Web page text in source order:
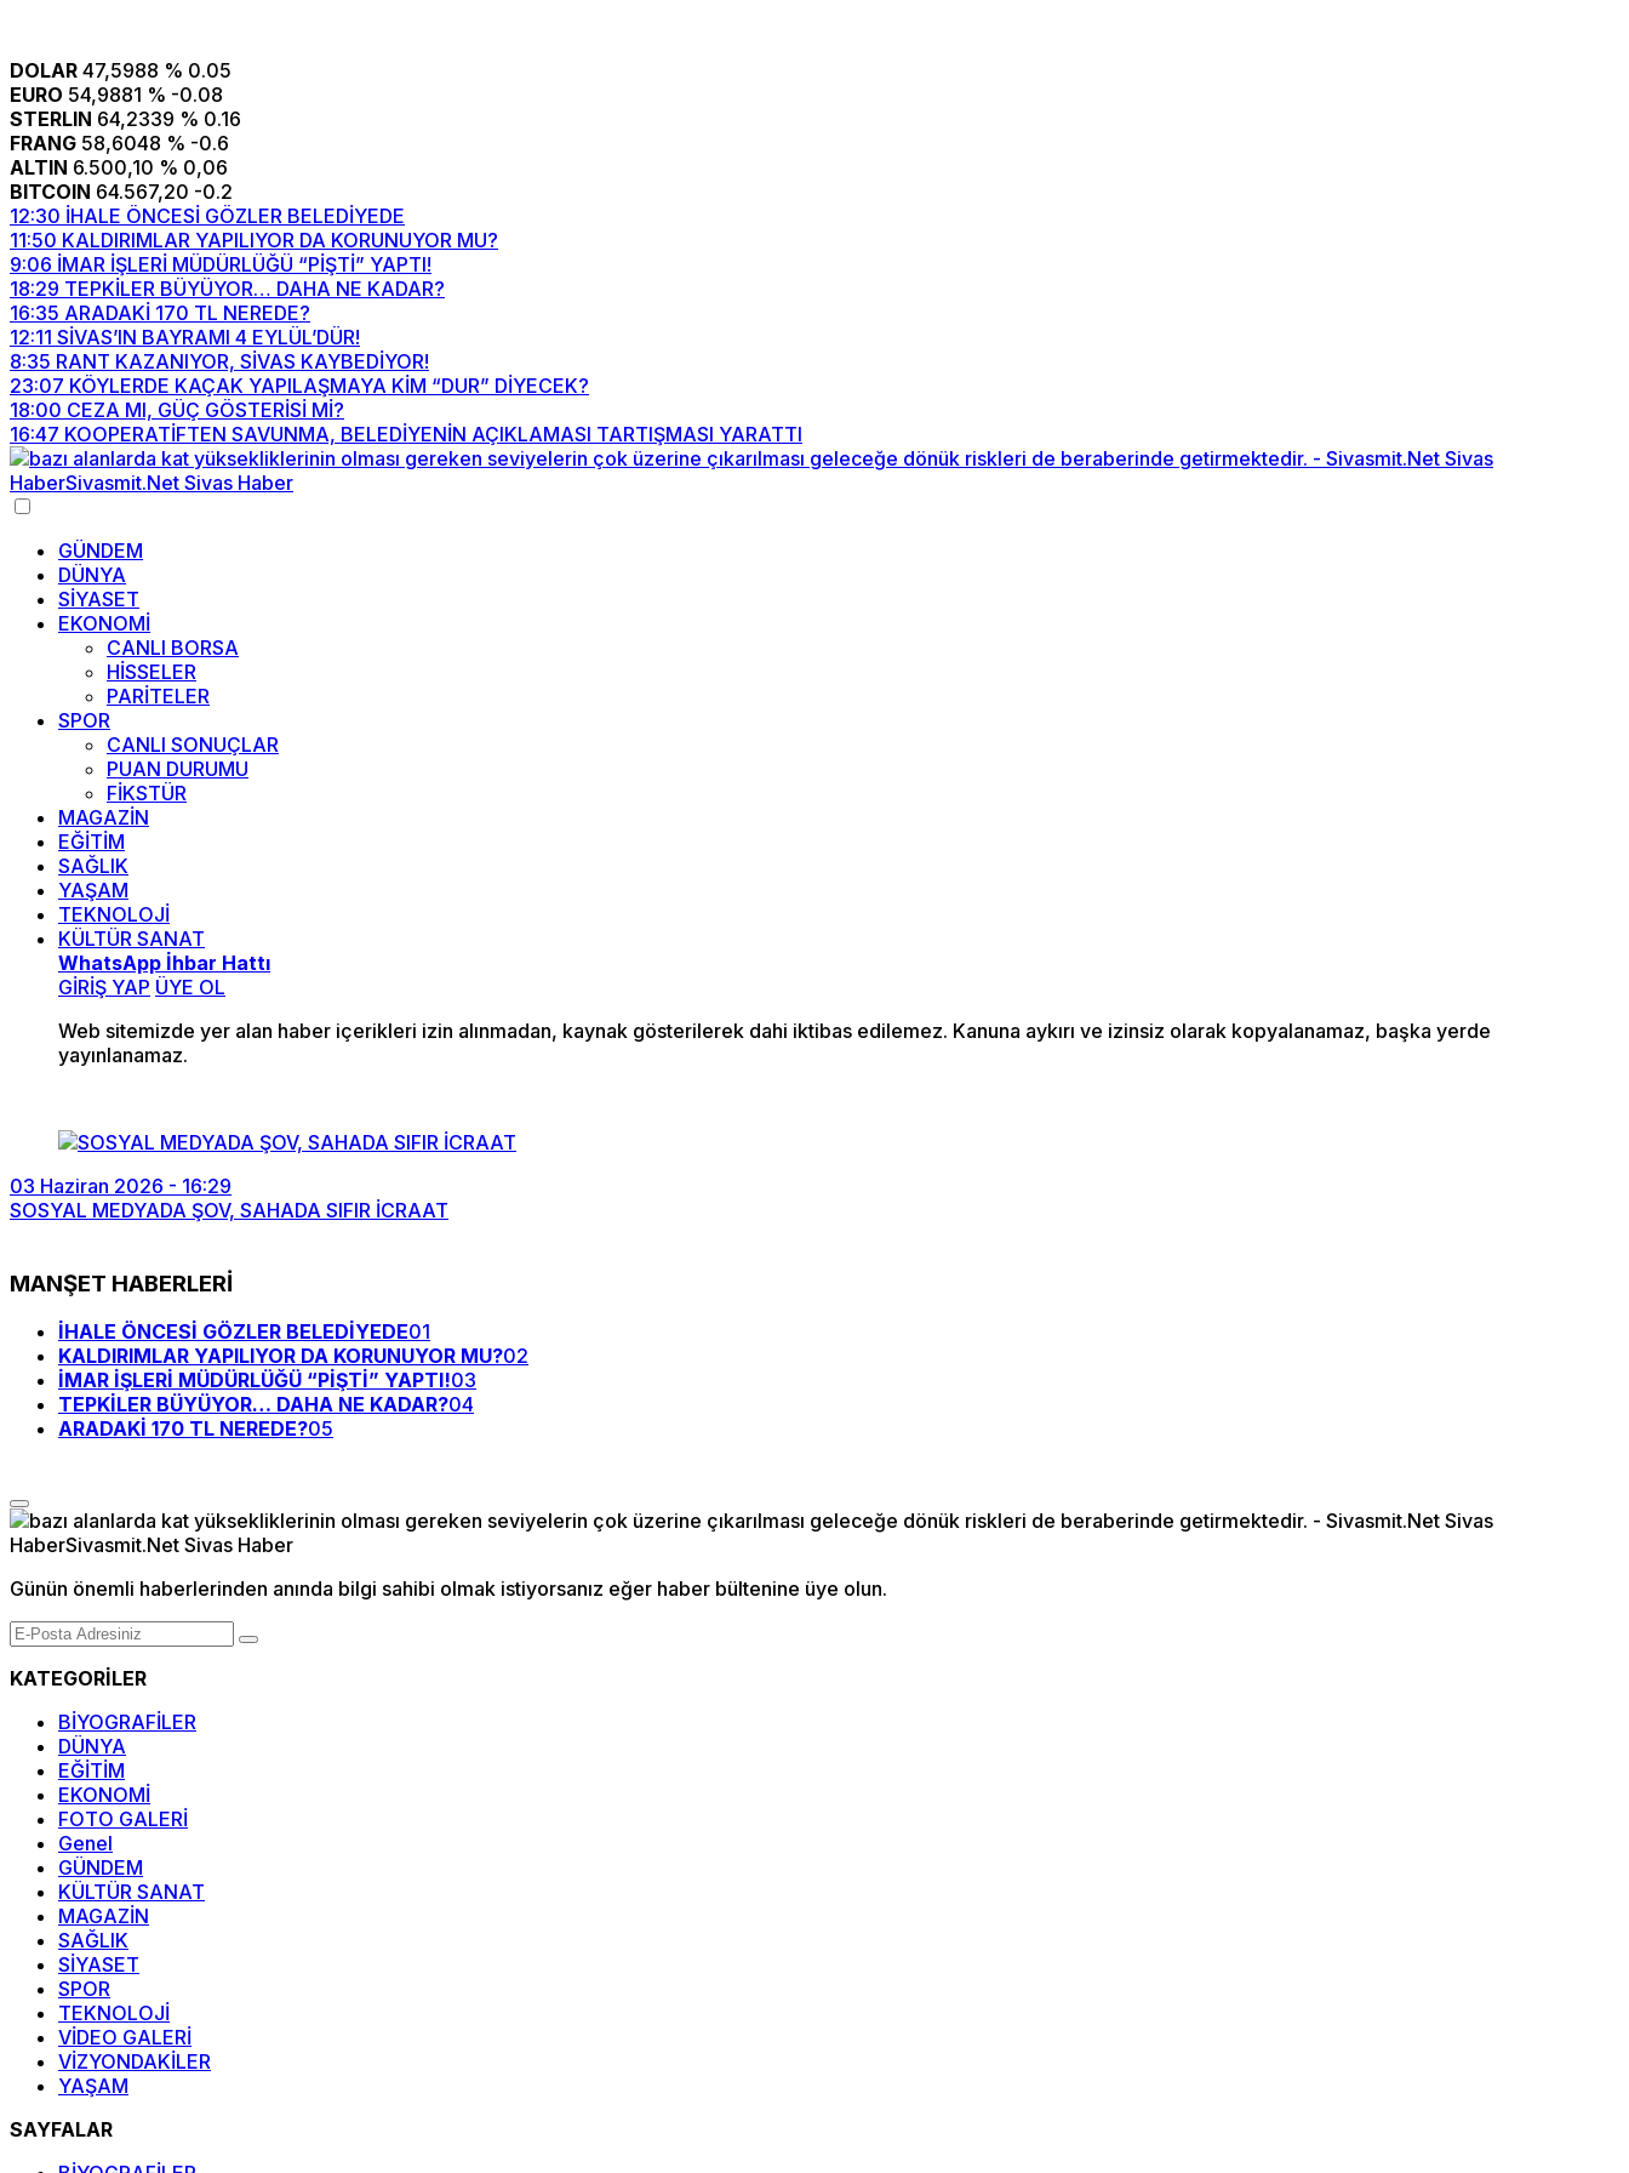
DOLAR 47,5988 % 0.05
EURO 54,9881 % -0.08
STERLIN 64,2339 % 0.16
FRANG 58,6048 % -0.6
ALTIN 6.500,10 % 0,06
BITCOIN 64.567,20 -0.2
12:30 İHALE ÖNCESİ GÖZLER BELEDİYEDE
11:50 KALDIRIMLAR YAPILIYOR DA KORUNUYOR MU?
9:06 İMAR İŞLERİ MÜDÜRLÜĞÜ “PİŞTİ” YAPTI!
18:29 TEPKİLER BÜYÜYOR… DAHA NE KADAR?
16:35 ARADAKİ 170 TL NEREDE?
12:11 SİVAS’IN BAYRAMI 4 EYLÜL’DÜR!
8:35 RANT KAZANIYOR, SİVAS KAYBEDİYOR!
23:07 KÖYLERDE KAÇAK YAPILAŞMAYA KİM “DUR” DİYECEK?
18:00 CEZA MI, GÜÇ GÖSTERİSİ Mİ?
16:47 KOOPERATİFTEN SAVUNMA, BELEDİYENİN AÇIKLAMASI TARTIŞMASI YARATTI
GÜNDEM
DÜNYA
SİYASET
EKONOMİ
CANLI BORSA
HİSSELER
PARİTELER
SPOR
CANLI SONUÇLAR
PUAN DURUMU
FİKSTÜR
MAGAZİN
EĞİTİM
SAĞLIK
YAŞAM
TEKNOLOJİ
KÜLTÜR SANAT
WhatsApp İhbar Hattı
GİRİŞ YAP ÜYE OL
Web sitemizde yer alan haber içerikleri izin alınmadan, kaynak gösterilerek dahi iktibas edilemez. Kanuna aykırı ve izinsiz olarak kopyalanamaz, başka yerde
yayınlanamaz.
03 Haziran 2026 - 16:29
SOSYAL MEDYADA ŞOV, SAHADA SIFIR İCRAAT
MANŞET HABERLERİ
İHALE ÖNCESİ GÖZLER BELEDİYEDE01
KALDIRIMLAR YAPILIYOR DA KORUNUYOR MU?02
İMAR İŞLERİ MÜDÜRLÜĞÜ “PİŞTİ” YAPTI!03
TEPKİLER BÜYÜYOR… DAHA NE KADAR?04
ARADAKİ 170 TL NEREDE?05
Günün önemli haberlerinden anında bilgi sahibi olmak istiyorsanız eğer haber bültenine üye olun.
KATEGORİLER
BİYOGRAFİLER
DÜNYA
EĞİTİM
EKONOMİ
FOTO GALERİ
Genel
GÜNDEM
KÜLTÜR SANAT
MAGAZİN
SAĞLIK
SİYASET
SPOR
TEKNOLOJİ
VİDEO GALERİ
VİZYONDAKİLER
YAŞAM
SAYFALAR